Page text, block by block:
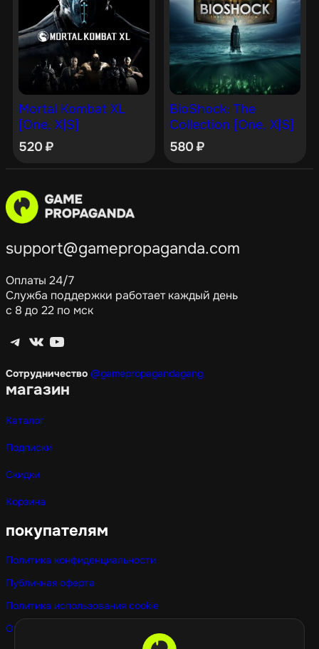
Mortal Kombat XL
[One, X|S]
520₽
BioShock: The
Collection [One, X|S]
580₽
support@gamepropaganda.com
Оплаты 24/7
Служба поддержки работает каждый день
с 8 до 22 по мск
Telegram ВКонтакте YouTube
Сотрудничество @gamepropagandagang
магазин
Каталог
Подписки
Скидки
Корзина
покупателям
Политика конфиденциальности
Публичная оферта
Политика использования cookie
Оптовые покупки